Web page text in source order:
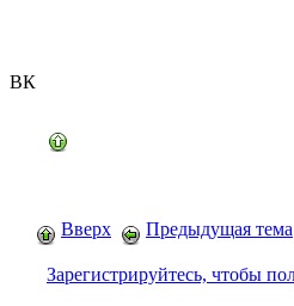
ВК
Вверх Предыдущая тема
Зарегистрируйтесь, чтобы